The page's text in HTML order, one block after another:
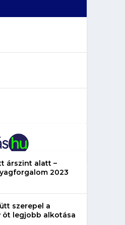
árszint alatt –
2023
szerepel a
öt legjobb alkotása